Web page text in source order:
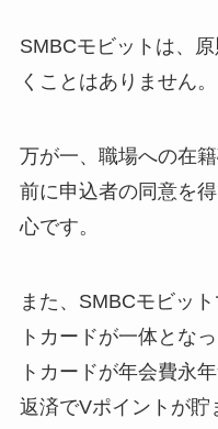
SMBCモビットは、
くことはありません。
万が一、職場への在
前に申込者の同意を
心です。
また、SMBCモビッ
トカードが一体とな
トカードが年会費永
返済でVポイントが貯